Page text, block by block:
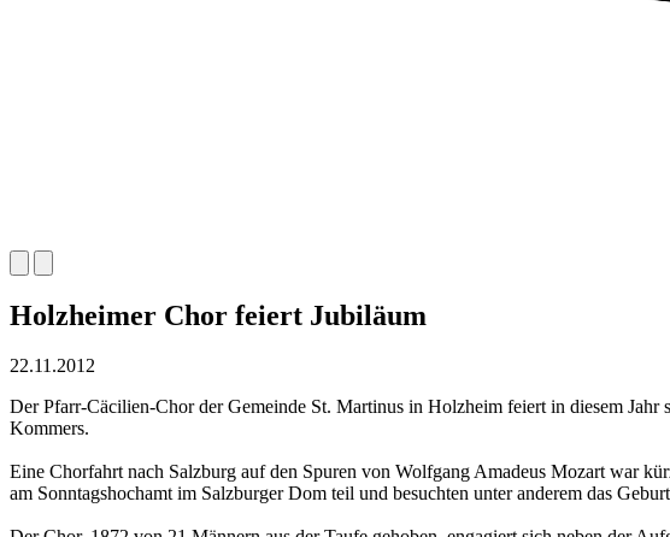
Holzheimer Chor feiert Jubiläum
22.11.2012
Der Pfarr-Cäcilien-Chor der Gemeinde St. Martinus in Holzheim feiert in diesem
Kommers.
Eine Chorfahrt nach Salzburg auf den Spuren von Wolfgang Amadeus Mozart war
am Sonntagshochamt im Salzburger Dom teil und besuchten unter anderem das